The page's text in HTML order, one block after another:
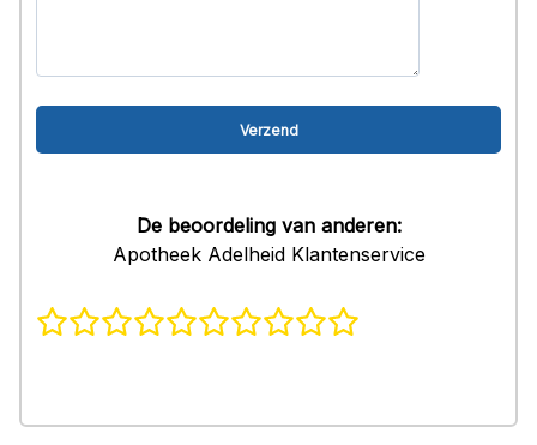
De beoordeling van anderen:
Apotheek Adelheid Klantenservice